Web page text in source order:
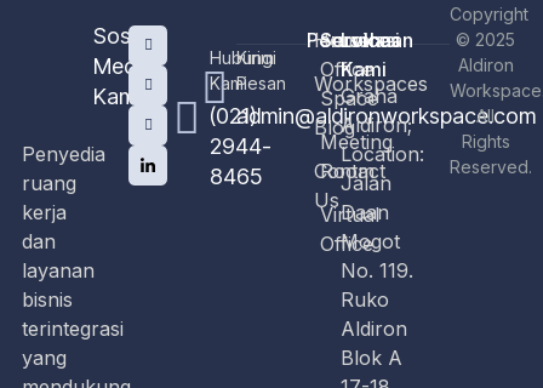
Sosial
Media
Kami
Hubungi
Kami
(021)
2944-
8465
Kirim
Pesan
admin@aldironworkspace.com
Perusahaan
Home
Workspaces
Blog
Contact
Us
Services
Office
Space
Meeting
Room
Virtual
Office
Lokasi
Kami
Graha
Aldiron;
Location:
Jalan
Daan
Mogot
No. 119.
Ruko
Aldiron
Blok A
Penyedia
ruang
kerja
dan
layanan
bisnis
terintegrasi
yang
Copyright
© 2025
Aldiron
All
Rights
Reserved.